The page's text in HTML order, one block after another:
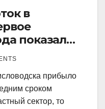
в
показал
процент.
прибыло
сроком
сектор, то